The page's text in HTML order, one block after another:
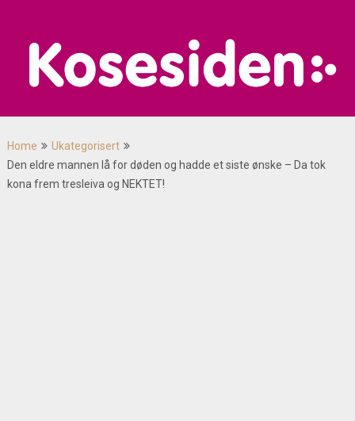
content
Home
Ukategorisert
Den eldre mannen lå for døden og hadde et siste ønske – Da tok
kona frem tresleiva og NEKTET!